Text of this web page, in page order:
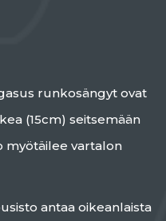
runkosängyt ovat
(15cm) seitsemään
myötäilee vartalon
antaa oikeanlaista